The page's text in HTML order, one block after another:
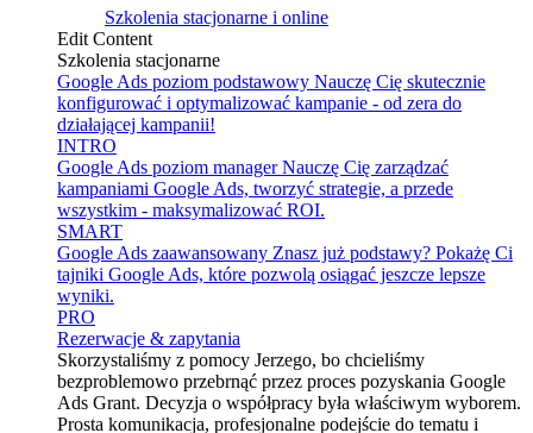
Szkolenia stacjonarne i online
Edit Content
Szkolenia stacjonarne
Google Ads poziom podstawowy Nauczę Cię skutecznie
konfigurować i optymalizować kampanie - od zera do
działającej kampanii!
INTRO
Google Ads poziom manager Nauczę Cię zarządzać
kampaniami Google Ads, tworzyć strategie, a przede
wszystkim - maksymalizować ROI.
SMART
Google Ads zaawansowany Znasz już podstawy? Pokażę Ci
tajniki Google Ads, które pozwolą osiągać jeszcze lepsze
wyniki.
PRO
Rezerwacje & zapytania
Skorzystaliśmy z pomocy Jerzego, bo chcieliśmy
bezproblemowo przebrnąć przez proces pozyskania Google
Ads Grant. Decyzja o współpracy była właściwym wyborem.
Prosta komunikacja, profesjonalne podejście do tematu i